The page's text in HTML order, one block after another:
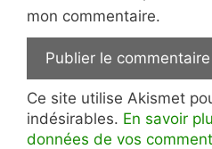
mon commentaire.
Ce site utilise Akismet
indésirables. En savoir
données de vos